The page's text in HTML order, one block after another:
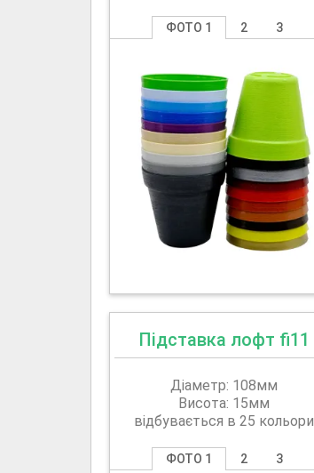
ФОТО 1 2 3
Підставка лофт fi11
Діаметр: 108мм
Висота: 15мм
відбувається в 25 кольори
ФОТО 1 2 3